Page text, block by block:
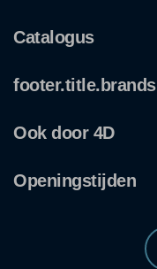
Catalogus
footer.title.brands
Ook door 4D
Openingstijden